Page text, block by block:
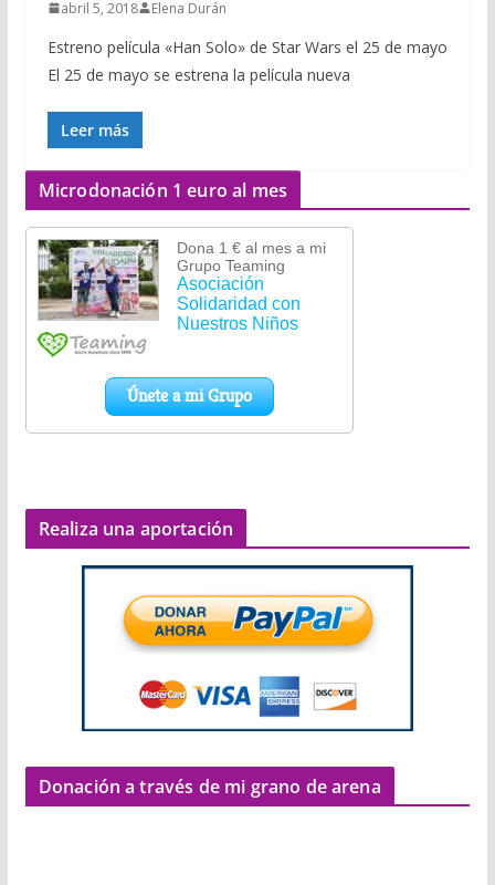
abril 5, 2018 Elena Durán
Estreno película «Han Solo» de Star Wars el 25 de mayo
El 25 de mayo se estrena la película nueva
Leer más
Microdonación 1 euro al mes
Realiza una aportación
Donación a través de mi grano de arena